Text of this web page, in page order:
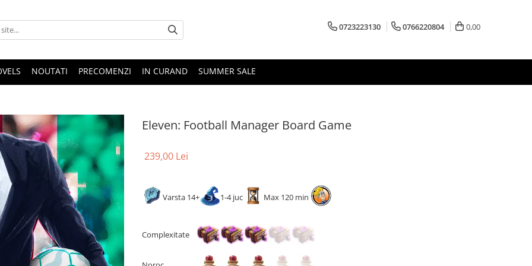
0723223130 0766220804 0,00
NOUTATI PRECOMENZI IN CURAND SUMMER SALE
Eleven: Football Manager Board Game
239,00 Lei
Varsta 14+ 1-4 juc Max 120 min
Complexitate